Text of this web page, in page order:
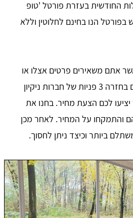
החודשית בעזרת פורטל 'טופ
בפורטל הנו בחינם לחלוטין וללא
אתם משאירים פרטים אצלו או
מחייגים אלינו, אתם מקבלים בחזרה 3 פניות של חברות ניקיון
לכם הצעת מחיר. בחנו את
והתמקחו על המחיר. לאחר מכן
ביותר וכיצד ניתן לחסוך.